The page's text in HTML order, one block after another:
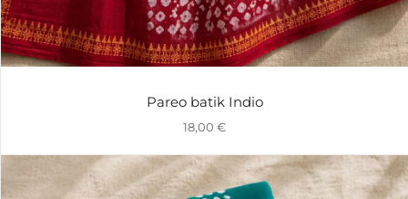
Pareo batik Indio
18,00 €